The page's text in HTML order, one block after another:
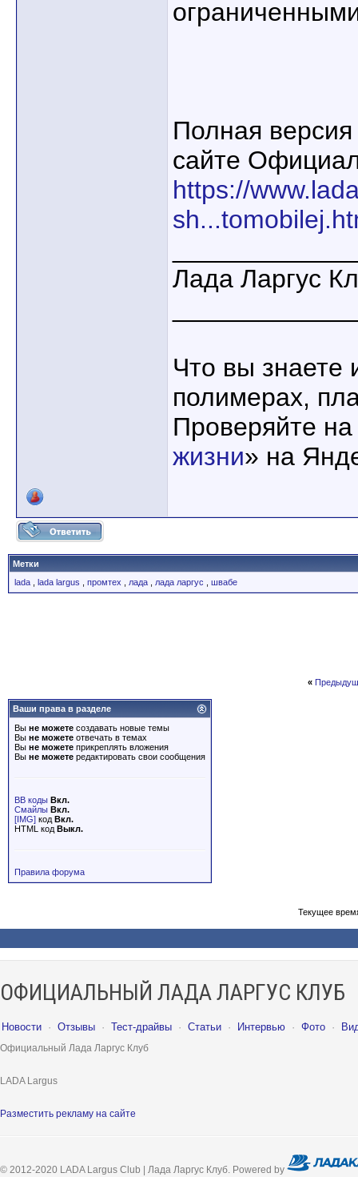
Полная
сайте
https://
Лада Ларгус
Что вы знаете
полимерах,
Проверяйте
жизни» на
Метки
lada
lada largus промтех лада лада ларгус швабе
«
Ваши права в разделе
Вы не можете создавать новые темы
Вы не можете отвечать в темах
Вы не можете прикреплять вложения
Вы не можете редактировать свои сообщения
BB коды Вкл.
Смайлы Вкл.
[IMG] код Вкл.
HTML код Выкл.
Правила форума
Текущее
ОФИЦИАЛЬНЫЙ ЛАДА ЛАРГУС КЛУБ
Новости · Отзывы · Тест-драйвы · Статьи · Интервью · Фото ·
Официальный Лада Ларгус Клуб
LADA Largus
Разместить рекламу на сайте
© 2012-2020 LADA Largus Club | Лада Ларгус Клуб. Powered by